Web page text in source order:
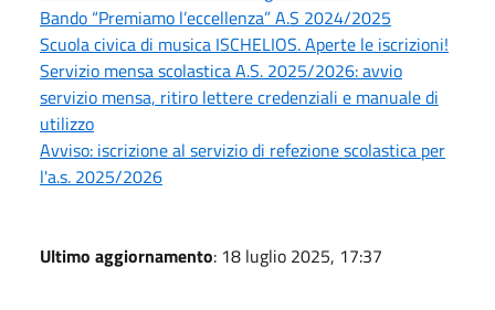
Bando “Premiamo l’eccellenza” A.S 2024/2025
Scuola civica di musica ISCHELIOS. Aperte le iscrizioni!
Servizio mensa scolastica A.S. 2025/2026: avvio
servizio mensa, ritiro lettere credenziali e manuale di
utilizzo
Avviso: iscrizione al servizio di refezione scolastica per
l'a.s. 2025/2026
Ultimo aggiornamento: 18 luglio 2025, 17:37